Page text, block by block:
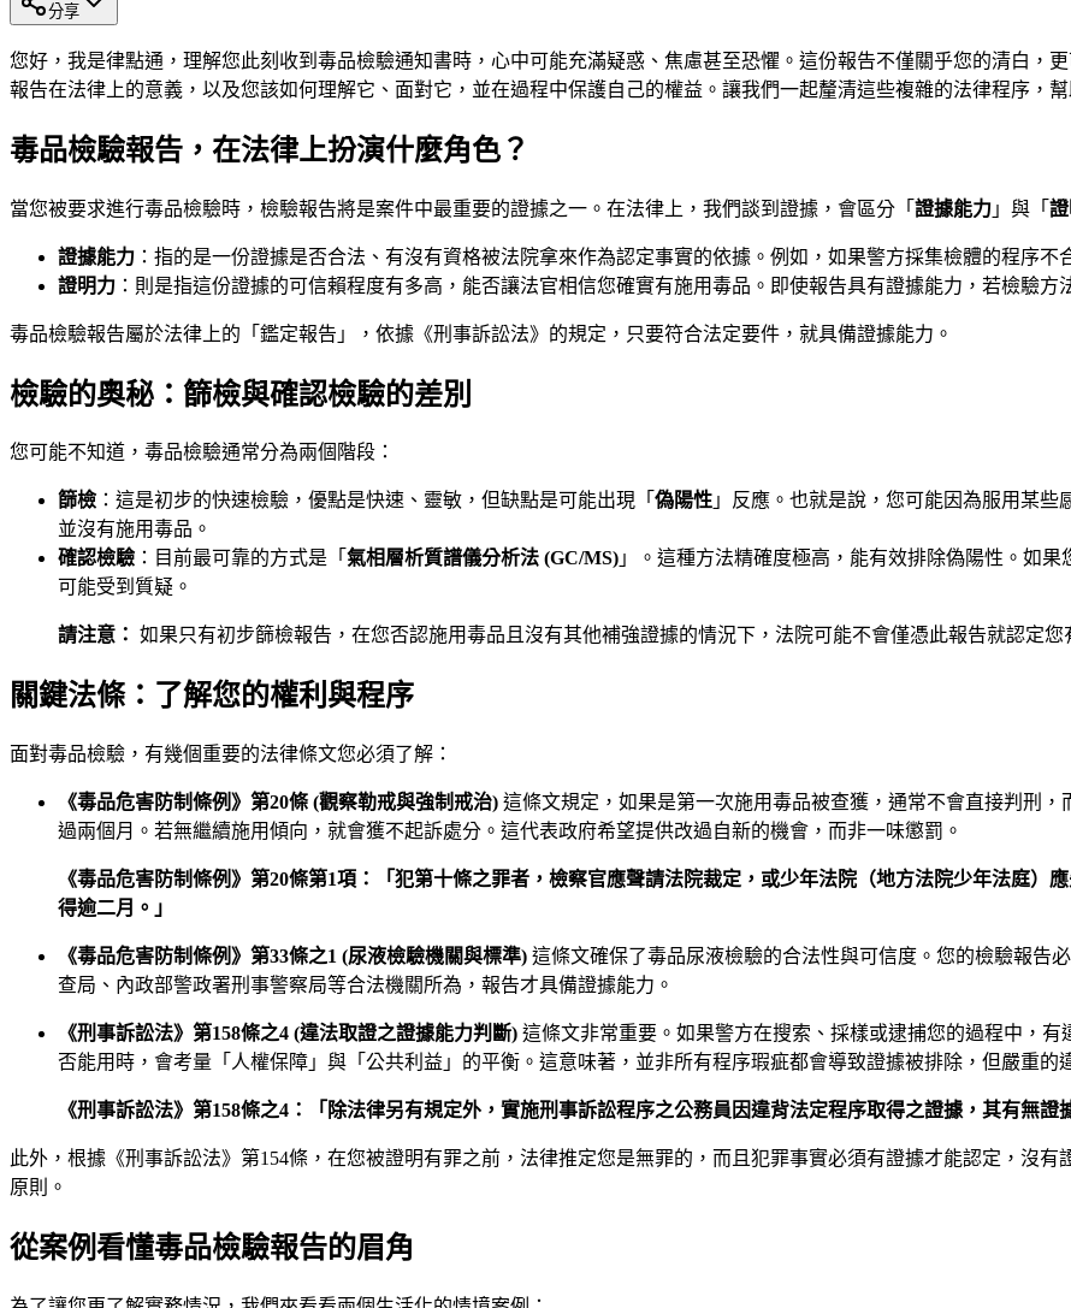
分享
您好，我是律點通，理解您此刻收到毒品檢驗通知書時，心中可能充滿疑惑、焦慮甚至恐懼。這份報告不僅關乎您的清白，
報告在法律上的意義，以及您該如何理解它、面對它，並在過程中保護自己的權益。讓我們一起釐清這些複雜的法律程序，
毒品檢驗報告，在法律上扮演什麼角色？
當您被要求進行毒品檢驗時，檢驗報告將是案件中最重要的證據之一。在法律上，我們談到證據，會區分「 證據能力 」與「
證據能力 ：指的是一份證據是否合法、有沒有資格被法院拿來作為認定事實的依據。例如，如果警方採集檢體的程序不
證明力 ：則是指這份證據的可信賴程度有多高，能否讓法官相信您確實有施用毒品。即使報告具有證據能力，若檢驗
毒品檢驗報告屬於法律上的「鑑定報告」，依據《刑事訴訟法》的規定，只要符合法定要件，就具備證據能力。
檢驗的奧秘：篩檢與確認檢驗的差別
您可能不知道，毒品檢驗通常分為兩個階段：
篩檢：這是初步的快速檢驗，優點是快速、靈敏，但缺點是可能出現「 偽陽性 」反應。也就是說，您可能因為服用某
並沒有施用毒品。
確認檢驗 ：目前最可靠的方式是「 氣相層析質譜儀分析法 (GC/MS) 」。這種方法精確度極高，能有效排除偽陽性。如
可能受到質疑。
請注意： 如果只有初步篩檢報告，在您否認施用毒品且沒有其他補強證據的情況下，法院可能不會僅憑此報告就認定您
關鍵法條：了解您的權利與程序
面對毒品檢驗，有幾個重要的法律條文您必須了解：
《毒品危害防制條例》第20條 (觀察勒戒與強制戒治) 這條文規定，如果是第一次施用毒品被查獲，通常不會直接判刑
過兩個月。若無繼續施用傾向，就會獲不起訴處分。這代表政府希望提供改過自新的機會，而非一味懲罰。
《毒品危害防制條例》第20條第1項：「犯第十條之罪者，檢察官應聲請法院裁定，或少年法院（地方法院少年法庭）
得逾二月。」
《毒品危害防制條例》第33條之1 (尿液檢驗機關與標準) 這條文確保了毒品尿液檢驗的合法性與可信度。您的檢驗報告
查局、內政部警政署刑事警察局等合法機關所為，報告才具備證據能力。
《刑事訴訟法》第158條之4 (違法取證之證據能力判斷) 這條文非常重要。如果警方在搜索、採樣或逮捕您的過程中，
否能用時，會考量「人權保障」與「公共利益」的平衡。這意味著，並非所有程序瑕疵都會導致證據被排除，但嚴重的
《刑事訴訟法》第158條之4：「除法律另有規定外，實施刑事訴訟程序之公務員因違背法定程序取得之證據，其有無
此外，根據《刑事訴訟法》第154條，在您被證明有罪之前，法律推定您是無罪的，而且犯罪事實必須有證據才能認定，沒有
原則。
從案例看懂毒品檢驗報告的眉角